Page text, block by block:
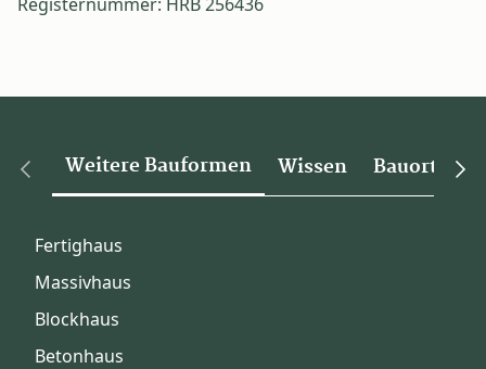
Weitere Bauformen Wissen Bauorte
Fertighaus
Massivhaus
Blockhaus
Betonhaus